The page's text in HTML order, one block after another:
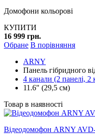
Домофони кольорові
КУПИТИ
16 999 грн.
Обране В порівняння
ARNY
Панель гібридного
4 канали (2 панелі, 2
11.6" (29,5 см)
Товар в наявності
Відеодомофон ARNY